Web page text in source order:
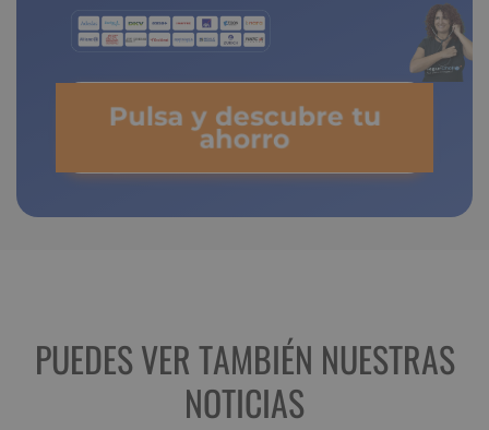
Pulsa y descubre tu
ahorro
PUEDES VER TAMBIÉN NUESTRAS
NOTICIAS